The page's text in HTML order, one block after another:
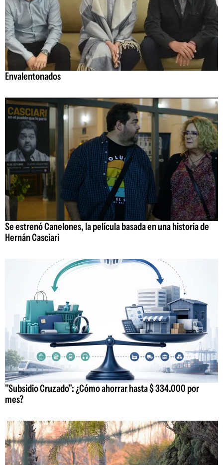
Envalentonados
Se estrenó Canelones, la película basada en una historia de
Hernán Casciari
"Subsidio Cruzado": ¿Cómo ahorrar hasta $ 334.000 por
mes?